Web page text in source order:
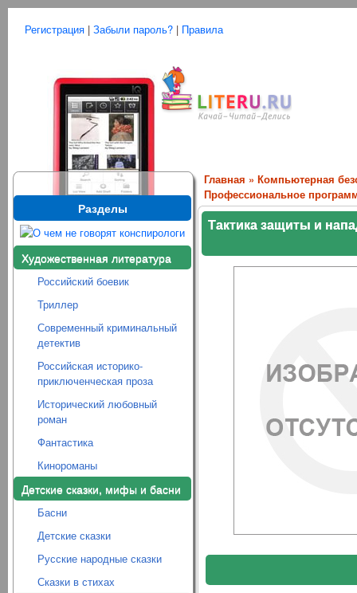
Регистрация | Забыли пароль? | Правила
Разделы
Художественная литература
Российский боевик
Триллер
Современный криминальный
детектив
Российская историко-
приключенческая проза
Исторический любовный
роман
Фантастика
Кинороманы
Детские сказки, мифы и басни
Басни
Детские сказки
Русские народные сказки
Сказки в стихах
Главная » Компьютерная
Профессиональное
Тактика защиты и